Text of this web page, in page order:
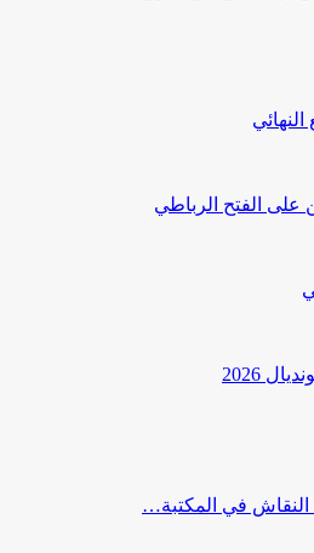
على الفتح الرباطي
2026
في المكتبة…